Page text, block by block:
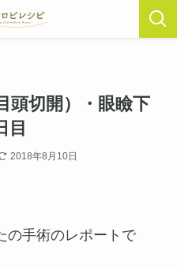
頭切開）・眼瞼下
2018年8月10日
の手術のレポートで